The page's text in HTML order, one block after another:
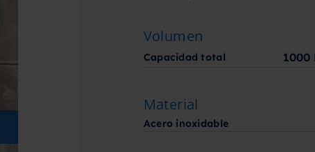
Volumen
Capacidad total 1000
Material
Acero inoxidable